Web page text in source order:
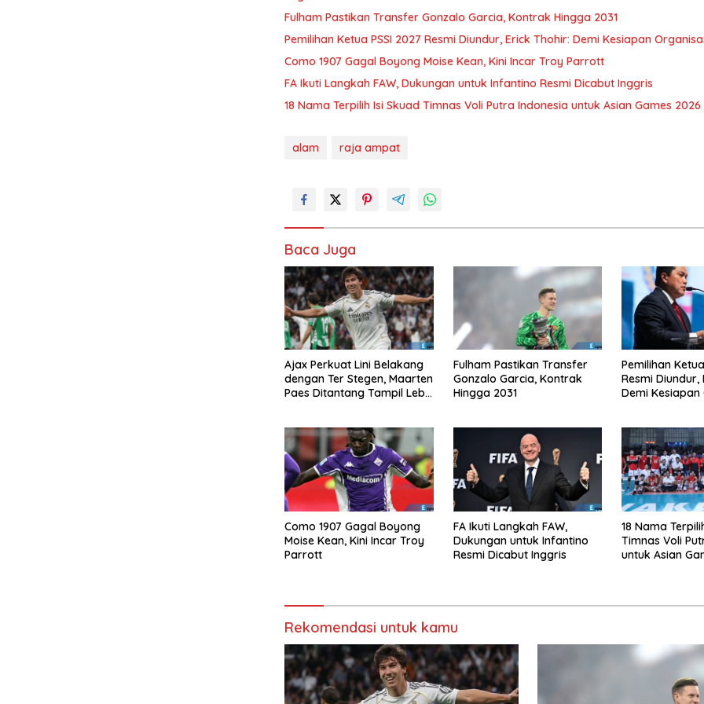
Fulham Pastikan Transfer Gonzalo Garcia, Kontrak Hingga 2031
Pemilihan Ketua PSSI 2027 Resmi Diundur, Erick Thohir: Demi Kesiapan
Como 1907 Gagal Boyong Moise Kean, Kini Incar Troy Parrott
FA Ikuti Langkah FAW, Dukungan untuk Infantino Resmi Dicabut Inggris
18 Nama Terpilih Isi Skuad Timnas Voli Putra Indonesia untuk Asian Games 2026
alam raja ampat
Baca Juga
Ajax Perkuat Lini Belakang
dengan Ter Stegen, Maarten
Paes Ditantang Tampil Lebih
Fulham Pastikan Transfer
Gonzalo Garcia, Kontrak
Hingga 2031
Pemilihan
Resmi Diundur,
Demi
Como 1907 Gagal Boyong
Moise Kean, Kini Incar Troy
Parrott
FA Ikuti Langkah FAW,
Dukungan untuk Infantino
Resmi Dicabut Inggris
18 Nama
Timnas Voli
untuk Asian
Rekomendasi untuk kamu